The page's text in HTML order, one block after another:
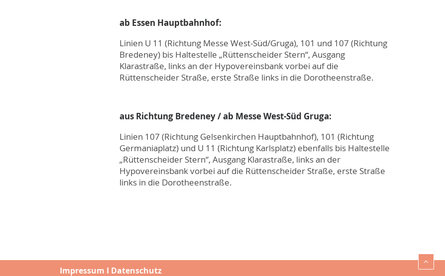
ab Essen Hauptbahnhof:
Linien U 11 (Richtung Messe West-Süd/Gruga), 101 und 107 (Richtung
Bredeney) bis Haltestelle „Rüttenscheider Stern“, Ausgang
Klarastraße, links an der Hypovereinsbank vorbei auf die
Rüttenscheider Straße, erste Straße links in die Dorotheenstraße.
aus Richtung Bredeney / ab Messe West-Süd Gruga:
Linien 107 (Richtung Gelsenkirchen Hauptbahnhof), 101 (Richtung
Germaniaplatz) und U 11 (Richtung Karlsplatz) ebenfalls bis Haltestelle
„Rüttenscheider Stern“, Ausgang Klarastraße, links an der
Hypovereinsbank vorbei auf die Rüttenscheider Straße, erste Straße
links in die Dorotheenstraße.
Impressum I Datenschutz